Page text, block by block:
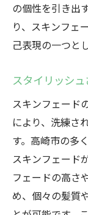
スキン
グの実
スキン
地元で
響力
高崎市
の流行
高崎市で
分を見つ
スキ
の個性を引き出
り、スキンフェ
己表現の一つと
スタイリッシ
スキンフェード
により、洗練さ
す。高崎市の多
スキンフェード
フェードの高さ
め、個々の髪質